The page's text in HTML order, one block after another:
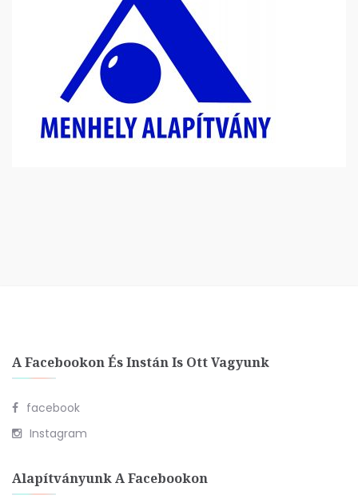
A Facebookon És Instán Is Ott Vagyunk
facebook
Instagram
Alapítványunk A Facebookon